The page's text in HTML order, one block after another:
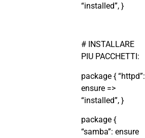
“installed”, }
# INSTALLARE
PIU PACCHETTI:
package { “httpd”:
ensure =>
“installed”, }
package {
“samba”: ensure